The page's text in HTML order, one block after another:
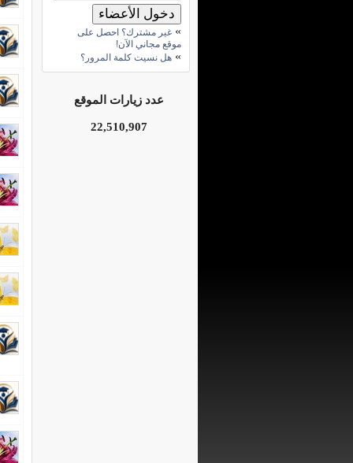
» غير مشترك؟ احصل على
موقع مجاني الآن!
» هل نسيت كلمة المرور؟
عدد زيارات الموقع
22,510,907